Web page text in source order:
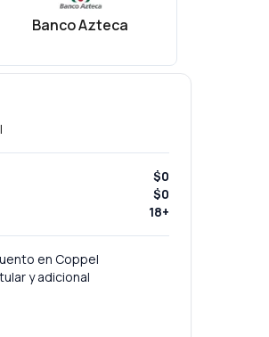
Banco Azteca
$0
$0
18+
en Coppel
y adicional